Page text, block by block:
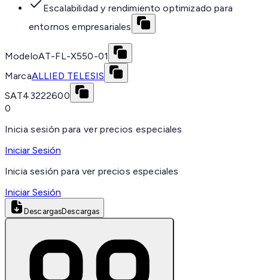
Escalabilidad y rendimiento optimizado para
entornos empresariales
ModeloAT-FL-X550-01
MarcaALLIED TELESIS
SAT43222600
0
Inicia sesión para ver precios especiales
Iniciar Sesión
Inicia sesión para ver precios especiales
Iniciar Sesión
DescargasDescargas